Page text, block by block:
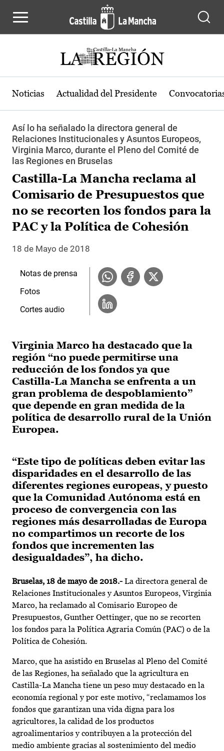
Noticias Actualidad del Presidente
Así lo ha señalado la directora general de
Relaciones Institucionales y Asuntos Europeos,
Virginia Marco, durante el Pleno del Comité de
las Regiones en Bruselas
Castilla-La Mancha reclama al
Comisario de Presupuestos que
no se recorten los fondos para la
PAC y la Política de Cohesión
18 de Mayo de 2018
Virginia Marco ha destacado que la
región “no puede permitirse una
reducción de los fondos ya que
Castilla-La Mancha se enfrenta a un
gran problema de despoblamiento”
que depende en gran medida de la
política de desarrollo rural de la Unión
Europea.
“Este tipo de políticas deben evitar las
disparidades en el desarrollo de las
diferentes regiones europeas, y puesto
que la Comunidad Autónoma está en
proceso de convergencia con las
regiones más desarrolladas de Europa
no compartimos un recorte de los
fondos que incrementen las
desigualdades”, ha dicho.
Bruselas, 18 de mayo de 2018.- La directora general de
Relaciones Institucionales y Asuntos Europeos, Virginia
Marco, ha reclamado al Comisario Europeo de
Presupuestos, Gunther Oettinger, que no se recorten
los fondos para la Política Agraria Común (PAC) o de la
Política de Cohesión.
Marco, que ha asistido en Bruselas al Pleno del Comité
de las Regiones, ha señalado que la agricultura en
Castilla-La Mancha tiene un peso muy destacado en la
economía regional y por este motivo, “reclamamos los
fondos que garantizan una vida digna para los
agricultores, la calidad de los productos
agroalimentarios y contribuyen a la protección del
medio ambiente gracias al sostenimiento del medio
Notas de prensa
Fotos
Cortes audio